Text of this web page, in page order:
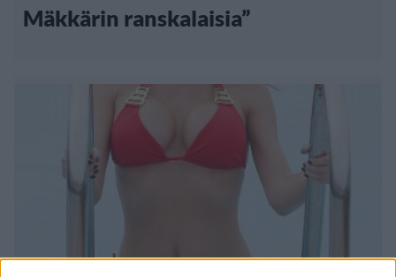
Mäkkärin ranskalaisia”